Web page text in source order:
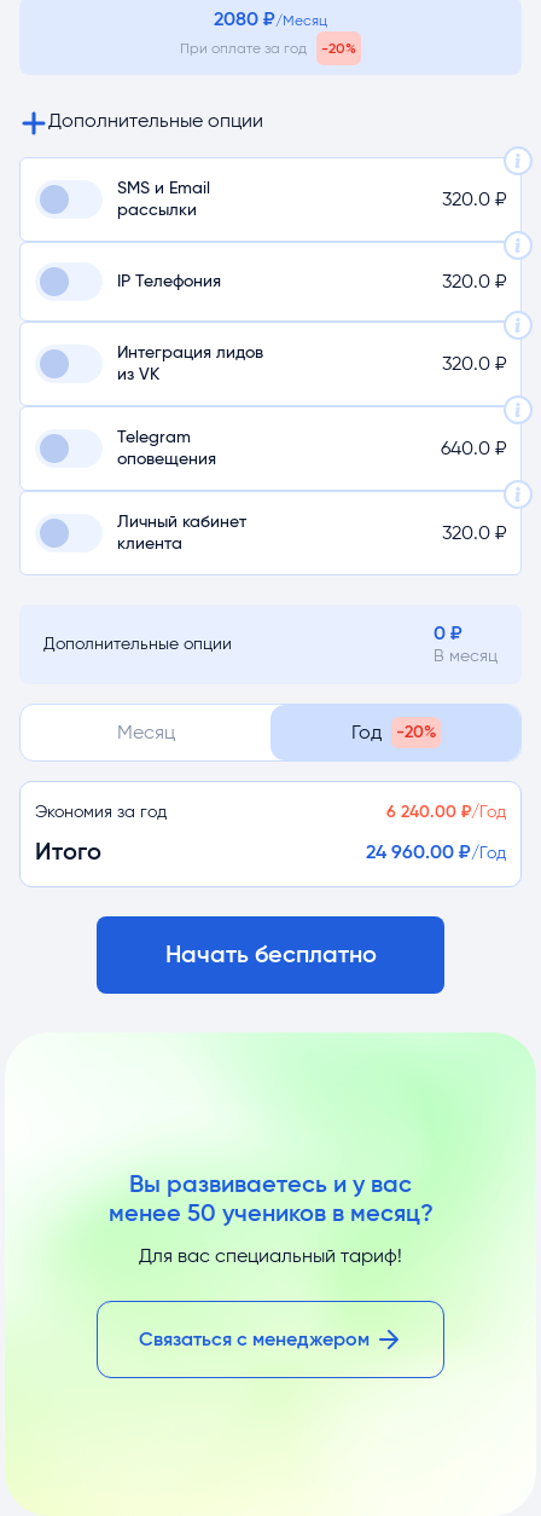
2080 ₽/Месяц
При оплате за год
-20%
Дополнительные опции
SMS и Email
рассылки
320.0 ₽
IP Телефония 320.0 ₽
Интеграция лидов
из VK
320.0 ₽
Telegram
оповещения
640.0 ₽
Личный кабинет
клиента
320.0 ₽
Дополнительные опции
0 ₽
В месяц
Месяц Год -20%
Экономия за год 6 240.00 ₽/ Год
Итого 24 960.00 ₽/ Год
Начать бесплатно
Вы развиваетесь и у вас
менее 50 учеников в месяц?
Для вас специальный тариф!
Связаться с менеджером